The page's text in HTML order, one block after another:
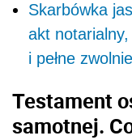
Skarbówka
akt
i pełne
Testament
samotnej.